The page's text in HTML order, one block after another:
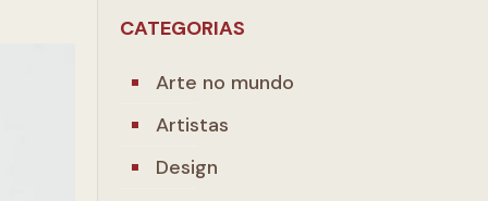
CATEGORIAS
Arte no mundo
Artistas
Design